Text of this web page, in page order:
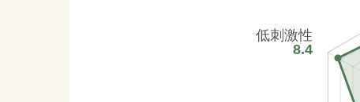
低刺激性
8.4